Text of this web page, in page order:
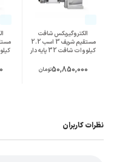
الکتروگیربکس شافت
مستقیم شریف 3 اسب 2.2
کیلووات شافت 32 پایه دار
50,850,000تومان
نظرات کاربران